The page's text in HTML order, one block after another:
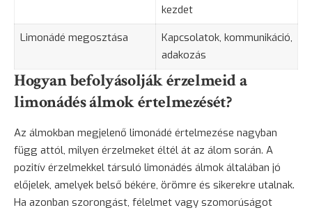
kezdet
Limonádé megosztása
Kapcsolatok, kommunikáció,
adakozás
Hogyan befolyásolják érzelmeid a
limonádés álmok értelmezését?
Az álmokban megjelenő limonádé értelmezése nagyban
függ attól, milyen érzelmeket éltél át az álom során. A
pozitív érzelmekkel társuló limonádés álmok általában jó
előjelek, amelyek belső békére, örömre és sikerekre utalnak.
Ha azonban szorongást, félelmet vagy szomorúságot